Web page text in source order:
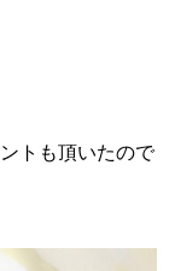
トも頂いたので